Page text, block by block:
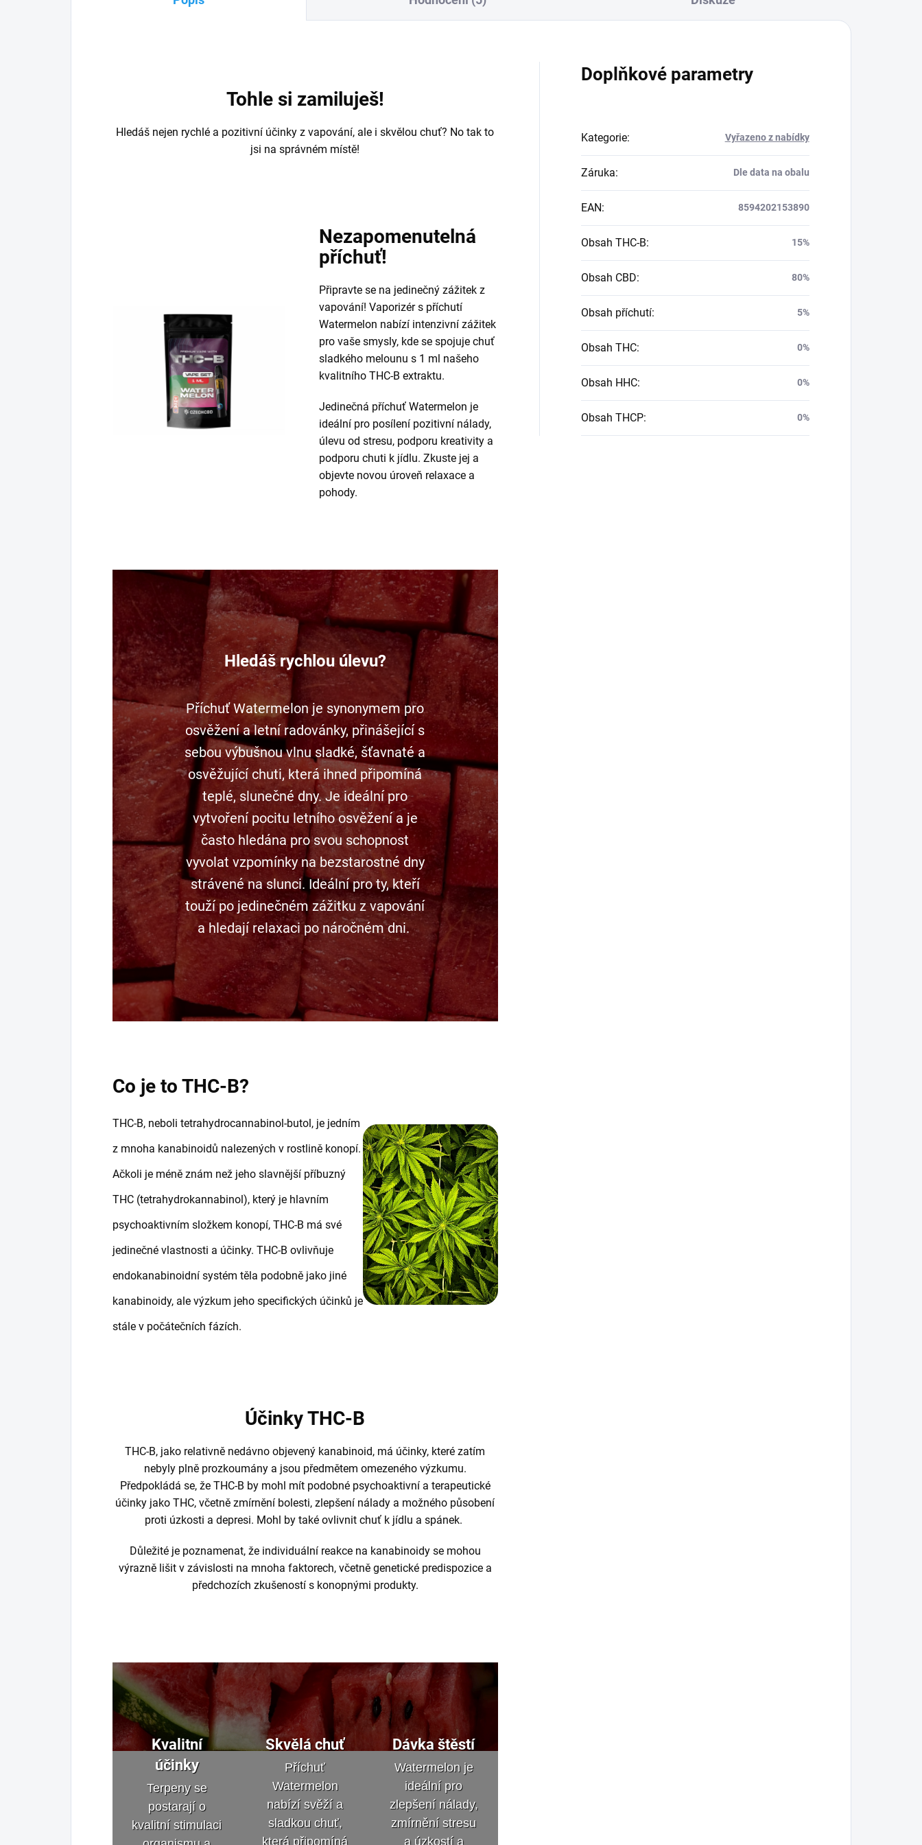
Tohle si zamiluješ!
Hledáš nejen rychlé a pozitivní účinky z vapování, ale i skvělou chuť? No tak to
jsi na správném místě!
Nezapomenutelná
příchuť!
Připravte se na jedinečný zážitek z
vapování! Vaporizér s příchutí
Watermelon nabízí intenzivní zážitek
pro vaše smysly, kde se spojuje chuť
sladkého melounu s 1 ml našeho
kvalitního THC-B extraktu.
Jedinečná příchuť Watermelon je
ideální pro posílení pozitivní nálady,
úlevu od stresu, podporu kreativity a
podporu chuti k jídlu. Zkuste jej a
objevte novou úroveň relaxace a
pohody.
Hledáš rychlou úlevu?
Příchuť Watermelon je synonymem pro
osvěžení a letní radovánky, přinášející s
sebou výbušnou vlnu sladké, šťavnaté a
osvěžující chuti, která ihned připomíná
teplé, slunečné dny. Je ideální pro
vytvoření pocitu letního osvěžení a je
často hledána pro svou schopnost
vyvolat vzpomínky na bezstarostné dny
strávené na slunci. Ideální pro ty, kteří
touží po jedinečném zážitku z vapování
a hledají relaxaci po náročném dni.
Co je to THC-B?
THC-B, neboli tetrahydrocannabinol-butol, je jedním
z mnoha kanabinoidů nalezených v rostlině konopí.
Ačkoli je méně znám než jeho slavnější příbuzný
THC (tetrahydrokannabinol), který je hlavním
psychoaktivním složkem konopí, THC-B má své
jedinečné vlastnosti a účinky. THC-B ovlivňuje
endokanabinoidní systém těla podobně jako jiné
kanabinoidy, ale výzkum jeho specifických účinků je
stále v počátečních fázích.
Účinky THC-B
THC-B, jako relativně nedávno objevený kanabinoid, má účinky, které zatím
nebyly plně prozkoumány a jsou předmětem omezeného výzkumu.
Předpokládá se, že THC-B by mohl mít podobné psychoaktivní a terapeutické
účinky jako THC, včetně zmírnění bolesti, zlepšení nálady a možného působení
proti úzkosti a depresi. Mohl by také ovlivnit chuť k jídlu a spánek.
Důležité je poznamenat, že individuální reakce na kanabinoidy se mohou
výrazně lišit v závislosti na mnoha faktorech, včetně genetické predispozice a
předchozích zkušeností s konopnými produkty.
Kvalitní
účinky
Terpeny se
postarají o
kvalitní stimulaci
Skvělá chuť
Příchuť
Watermelon
nabízí svěží a
sladkou chuť,
která připomíná
Dávka štěstí
Watermelon je
ideální pro
zlepšení nálady,
zmírnění stresu
a úzkostí a
Doplňkové parametry
Kategorie: Vyřazeno z nabídky
Záruka: Dle data na obalu
EAN: 8594202153890
Obsah THC-B: 15%
Obsah CBD: 80%
Obsah příchutí: 5%
Obsah THC: 0%
Obsah HHC: 0%
Obsah THCP: 0%